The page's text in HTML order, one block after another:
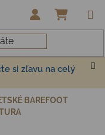
si zľavu na celý
BAREFOOT